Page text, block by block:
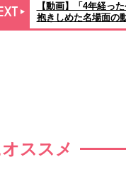
【動画】「4年経っ
抱きしめた名場面の
ススメ